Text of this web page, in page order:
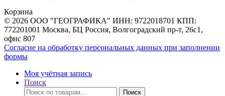
Корзина
© 2026 ООО "ГЕОГРАФИКА" ИНН: 9722018701 КПП:
772201001 Москва, БЦ Россия, Волгоградский пр-т, 26с1,
офис 807
Согласие на обработку персональных данных при заполнении
формы
Моя учётная запись
Поиск
Искать:
Поиск